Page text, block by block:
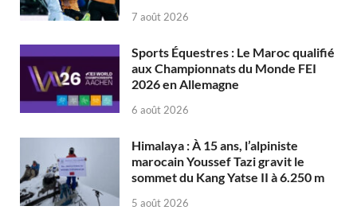
7 août 2026
Sports Équestres : Le Maroc qualifié
aux Championnats du Monde FEI
2026 en Allemagne
6 août 2026
Himalaya : À 15 ans, l’alpiniste
marocain Youssef Tazi gravit le
sommet du Kang Yatse II à 6.250 m
5 août 2026